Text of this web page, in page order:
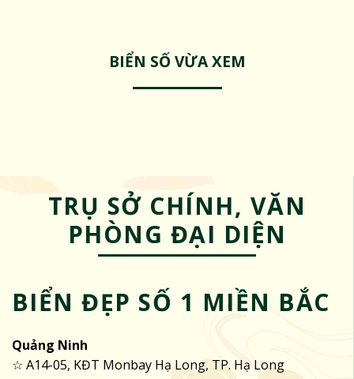
BIỂN SỐ VỪA XEM
TRỤ SỞ CHÍNH, VĂN
PHÒNG ĐẠI DIỆN
BIỂN ĐẸP SỐ 1 MIỀN BẮC
Quảng Ninh
☆ A14-05, KĐT Monbay Hạ Long, TP. Hạ Long